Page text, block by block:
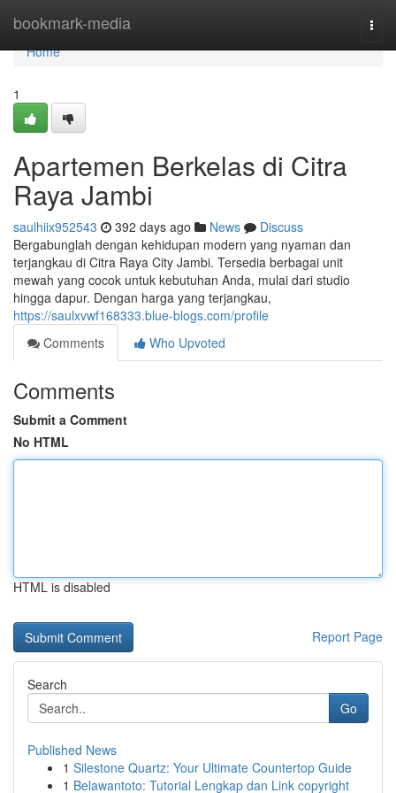
bookmark-media
Home
Home
1
Apartemen Berkelas di Citra
Raya Jambi
saulhiix952543 392 days ago News
Discuss
Bergabunglah dengan kehidupan modern yang nyaman dan
terjangkau di Citra Raya City Jambi. Tersedia berbagai unit
mewah yang cocok untuk kebutuhan Anda, mulai dari studio
hingga dapur. Dengan harga yang terjangkau,
https://saulxvwf168333.blue-blogs.com/profile
Comments
Who Upvoted
Comments
Submit a Comment
No HTML
HTML is disabled
Report Page
Search
Go
Published News
1 Silestone Quartz: Your Ultimate Countertop Guide
1 Belawantoto: Tutorial Lengkap dan Link copyright